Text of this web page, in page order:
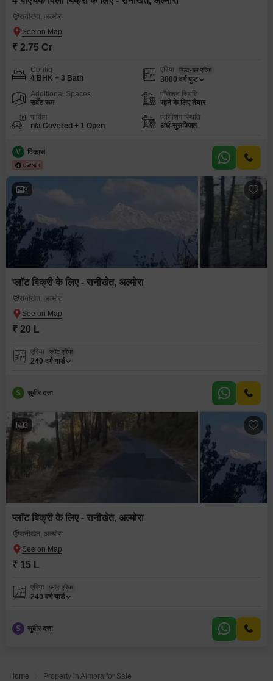
रानीखेत, अल्मोरा
₹ 2.75 Cr
Config
4 BHK + 3 Bath
एरिया बिल्ट-अप एरिया
3000 वर्ग फुट
Additional Spaces
सर्वेंट रूम
पॉसेशन स्थिति
रहने के लिए तैयार
पार्किंग
n/a Covered + 1 Open
फर्निशिंग स्थिति
अर्ध-सुसज्जित
V विकास
3
प्लॉट बिक्री के लिए - रानीखेत, अल्मोरा
रानीखेत, अल्मोरा
₹ 20 L
एरिया प्लॉट एरिया
240 वर्ग यार्ड
S सुबीर दत्ता
3
प्लॉट बिक्री के लिए - रानीखेत, अल्मोरा
रानीखेत, अल्मोरा
₹ 15 L
एरिया प्लॉट एरिया
240 वर्ग यार्ड
S सुबीर दत्ता
Home Property in Almora for Sale